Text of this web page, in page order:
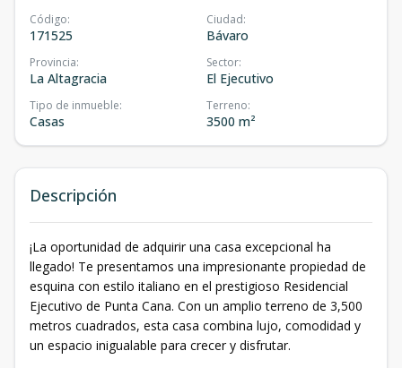
Código:
171525
Ciudad:
Bávaro
Provincia:
La Altagracia
Sector:
El Ejecutivo
Tipo de inmueble:
Casas
Terreno:
3500 m²
Descripción
¡La oportunidad de adquirir una casa excepcional ha
llegado! Te presentamos una impresionante propiedad de
esquina con estilo italiano en el prestigioso Residencial
Ejecutivo de Punta Cana. Con un amplio terreno de 3,500
metros cuadrados, esta casa combina lujo, comodidad y
un espacio inigualable para crecer y disfrutar.